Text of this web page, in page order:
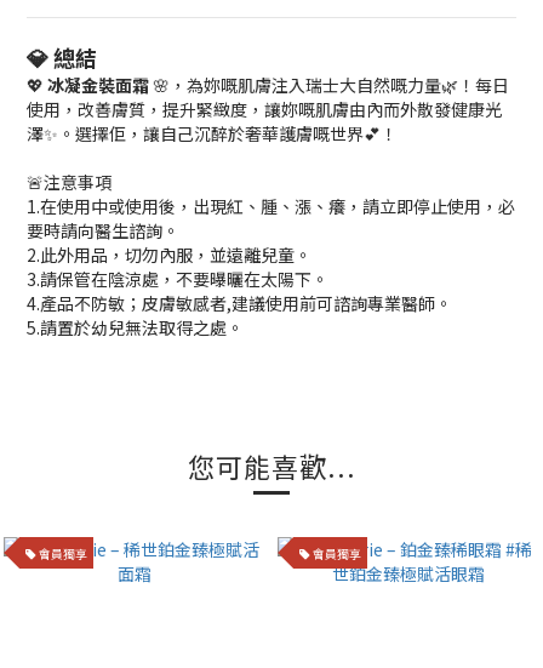
💎 總結
💖 冰凝金裝面霜🌸，為妳嘅肌膚注入瑞士大自然嘅力量🌿！每日
使用，改善膚質，提升緊緻度，讓妳嘅肌膚由內而外散發健康光
澤✨。選擇佢，讓自己沉醉於奢華護膚嘅世界💕！
🚨注意事項
1.在使用中或使用後，出現紅、腫、漲、癢，請立即停止使用，必
要時請向醫生諮詢。
2.此外用品，切勿內服，並遠離兒童。
3.請保管在陰涼處，不要曝曬在太陽下。
4.產品不防敏；皮膚敏感者,建議使用前可諮詢專業醫師。
5.請置於幼兒無法取得之處。
您可能喜歡...
會員獨享 會員獨享